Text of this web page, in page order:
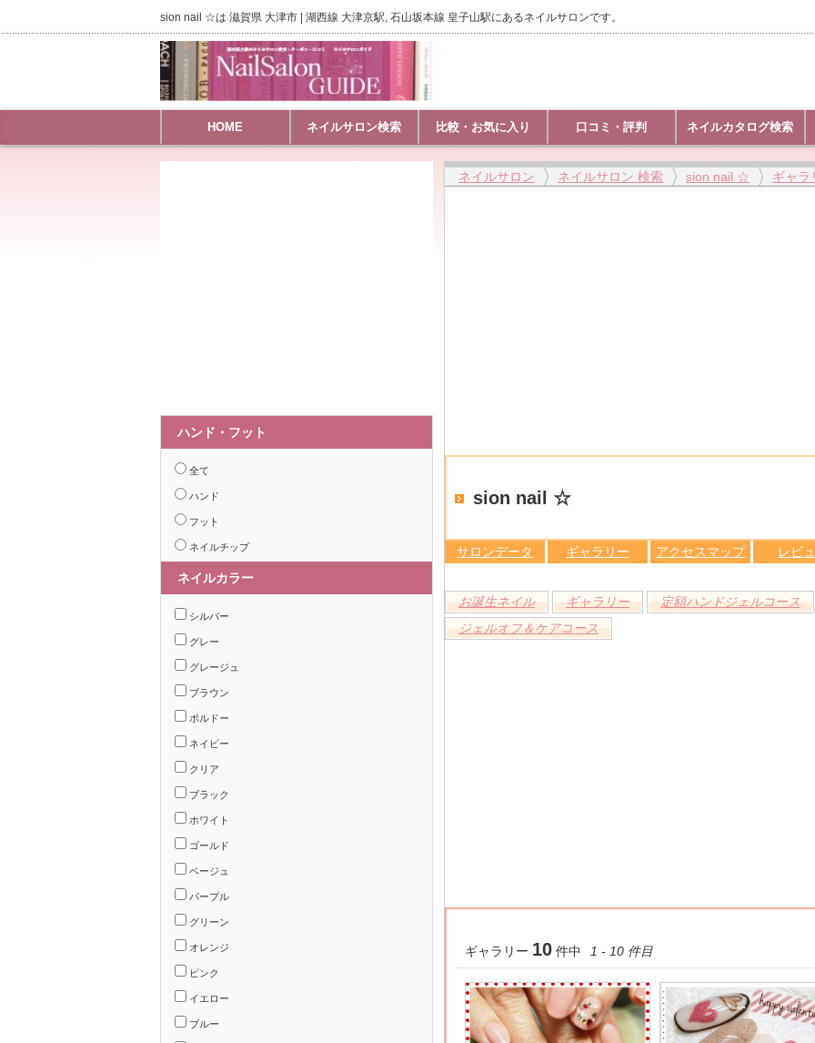
sion nail ☆は 滋賀県 大津市 | 湖西線 大津京駅, 石山坂本線 皇子山駅にあるネイルサロンです。
HOME ネイルサロン検索 比較・お気に入り 口コミ・評判 ネイルカタログ検索
ネイルサロン ネイルサロン 検索 sion nail ☆ ギャラ
sion nail ☆
サロンデータ ギャラリー アクセスマップ レビ
お誕生ネイル ギャラリー
定額ハンドジェルコース
ジェルオフ＆ケアコース
ギャラリー 10 件中 1 - 10 件目
ハンド・フット
全て
ハンド
フット
ネイルチップ
ネイルカラー
シルバー
グレー
グレージュ
ブラウン
ボルドー
ネイビー
クリア
ブラック
ホワイト
ゴールド
ベージュ
パープル
グリーン
オレンジ
ピンク
イエロー
ブルー